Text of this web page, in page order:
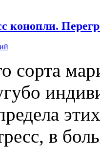
конопли.
сорта
в